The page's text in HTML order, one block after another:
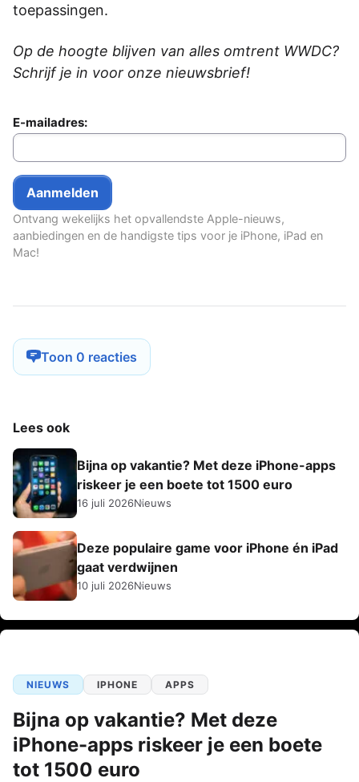
toepassingen.
Op de hoogte blijven van alles omtrent WWDC?
Schrijf je in voor onze nieuwsbrief!
E-mailadres:
Ontvang wekelijks het opvallendste Apple-nieuws,
aanbiedingen en de handigste tips voor je iPhone, iPad en
Mac!
Toon 0 reacties
Lees ook
Bijna op vakantie? Met deze iPhone-apps
riskeer je een boete tot 1500 euro
16 juli 2026Nieuws
Deze populaire game voor iPhone én iPad
gaat verdwijnen
10 juli 2026Nieuws
NIEUWS IPHONE APPS
Bijna op vakantie? Met deze
iPhone-apps riskeer je een boete
tot 1500 euro